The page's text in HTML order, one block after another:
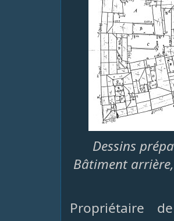
Dessins
Bâtiment
Propriétaire